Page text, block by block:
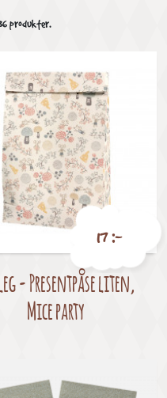
produkter.
Pris
17 :-
- Presentpåse liten,
Mice party